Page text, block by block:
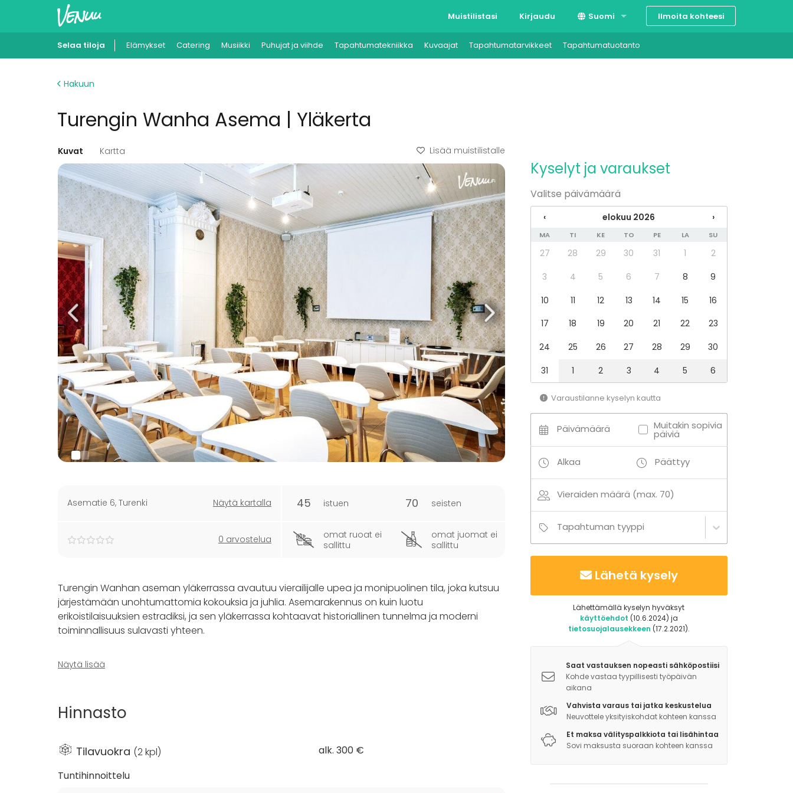
Muistilistasi Kirjaudu Suomi
Svenska
Ilmoita kohteesi
Selaa tiloja Elämykset Catering Musiikki Puhujat ja viihde Tapahtumatekniikka Kuvaajat Tapahtumatarvikkeet Tapahtumatuotanto
Hakuun
Turengin Wanha Asema | Yläkerta
Kuvat Kartta Lisää muistilistalle
Asematie 6, Turenki Näytä kartalla
0 arvostelua
45 istuen 70 seisten
omat ruoat ei
sallittu
omat juomat ei
sallittu
Turengin Wanhan aseman yläkerrassa avautuu vierailijalle upea ja monipuolinen tila, joka kutsuu
järjestämään unohtumattomia kokouksia ja juhlia. Asemarakennus on kuin luotu
erikoistilaisuuksien estradiksi, ja sen yläkerrassa kohtaavat historiallinen tunnelma ja moderni
toiminnallisuus sulavasti yhteen.
Yläkerran juhlasali on eittämättä talon kruununjalokivi. Vanhat kaakeliuunit ja suuret ikkunat luovat
tilaan juhlallisen ilmapiirin, joka sopii täydellisesti niin suuriin juhliin kuin intiimeihin tilaisuuksiin. Tilan
Muunneltavat pöydät mahdollistavat erilaisten ryhmämuodostelmien luomisen, kun taas
päivitetty esitystekniikka, kuten langaton tykki ja konferenssikamera, tekevät tilasta ihanteellisen
paikan hybridikokouksille.
Näytä lisää
Hinnasto
Tilavuokra (2 kpl)
alk. 300 €
Tuntihinnoittelu
Kyselyt ja varaukset
Valitse päivämäärä
‹ elokuu 2026 ›
MA TI KE TO PE LA SU
27 28 29 30 31 1
2
3
4 5 6 7 8
9
10
11 12 13 14 15
16
17
18 19 20 21 22
23
24
25 26 27 28 29
30
31
1 2 3 4 5 6
Varaustilanne kyselyn kautta
Päivämäärä Muitakin sopivia
päiviä
Alkaa Päättyy
Vieraiden määrä (max. 70)
Tapahtuman tyyppi
Lähetä kysely
Lähettämällä kyselyn hyväksyt
käyttöehdot (10.6.2024) ja
tietosuojalausekkeen (17.2.2021).
Saat vastauksen nopeasti sähköpostiisi
Kohde vastaa tyypillisesti työpäivän
aikana
Vahvista varaus tai jatka keskustelua
Neuvottele yksityiskohdat kohteen kanssa
Et maksa välityspalkkiota tai lisähintaa
Sovi maksusta suoraan kohteen kanssa